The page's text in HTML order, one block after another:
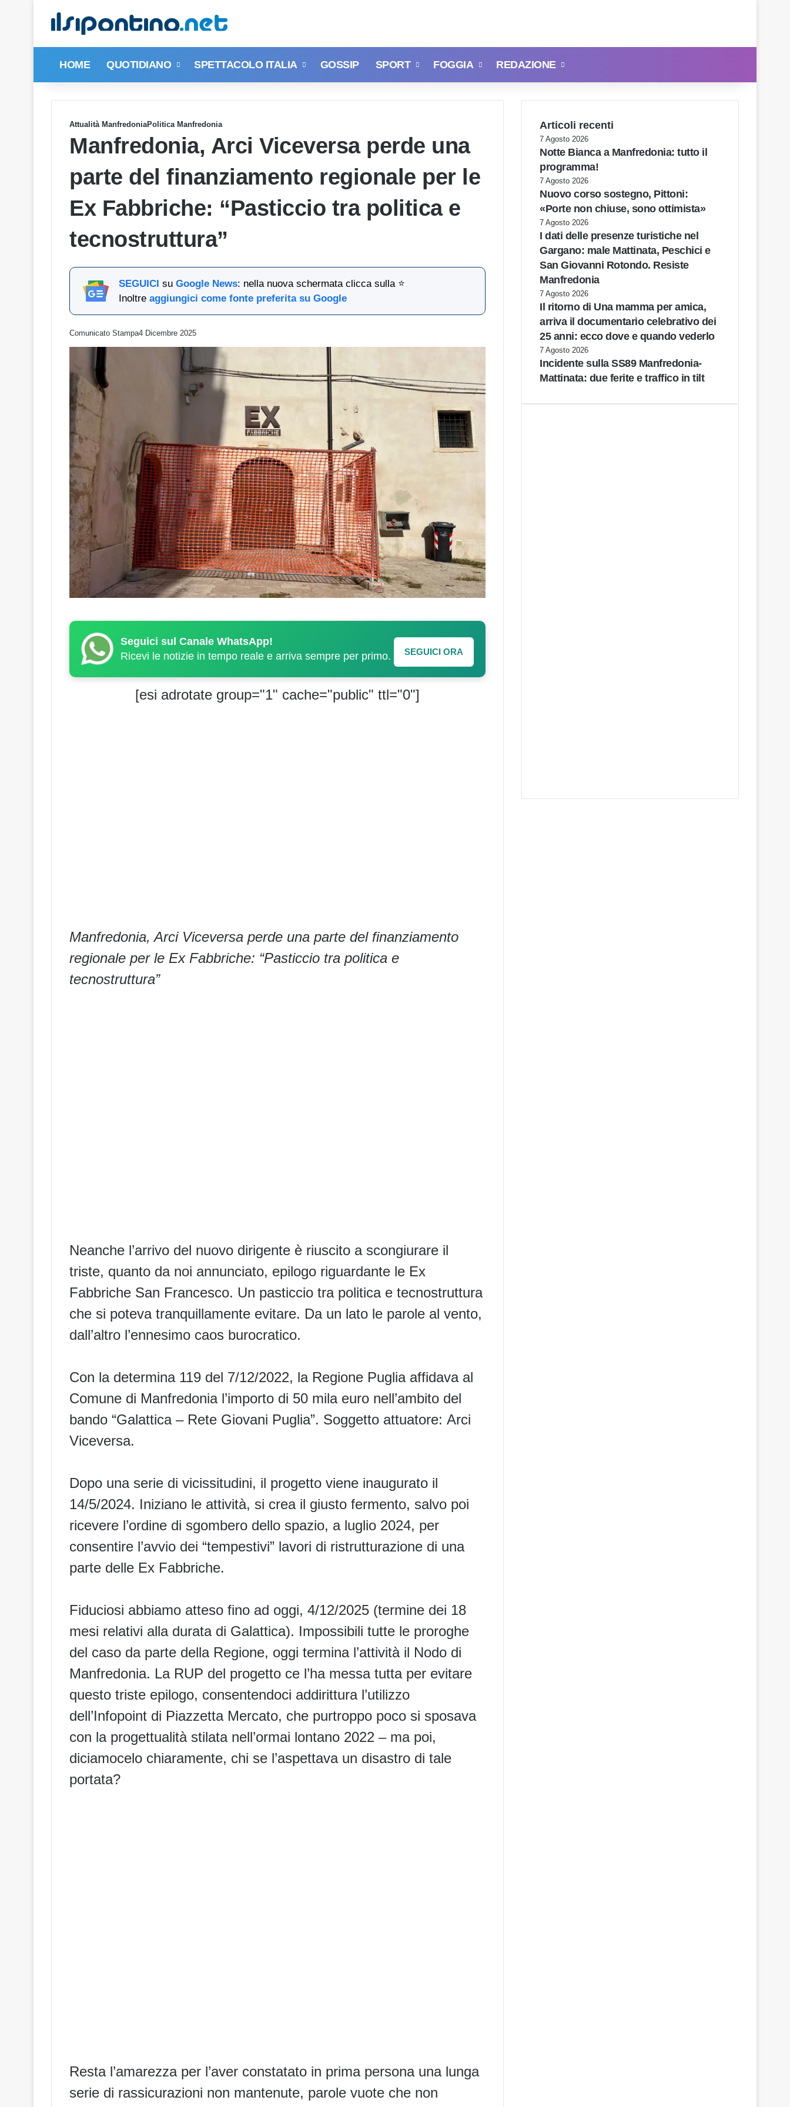
HOME QUOTIDIANO SPETTACOLO ITALIA GOSSIP SPORT FOGGIA REDAZIONE
Attualità ManfredoniaPolitica Manfredonia
Manfredonia, Arci Viceversa perde una
parte del finanziamento regionale per le
Ex Fabbriche: “Pasticcio tra politica e
tecnostruttura”
SEGUICI su Google News: nella nuova schermata clicca sulla ⭐
Inoltre aggiungici come fonte preferita su Google
Comunicato Stampa4 Dicembre 2025
Seguici sul Canale WhatsApp!
Ricevi le notizie in tempo reale e arriva sempre per primo.
SEGUICI ORA
[esi adrotate group="1" cache="public" ttl="0"]
Manfredonia, Arci Viceversa perde una parte del finanziamento
regionale per le Ex Fabbriche: “Pasticcio tra politica e
tecnostruttura”
Neanche l’arrivo del nuovo dirigente è riuscito a scongiurare il
triste, quanto da noi annunciato, epilogo riguardante le Ex
Fabbriche San Francesco. Un pasticcio tra politica e tecnostruttura
che si poteva tranquillamente evitare. Da un lato le parole al vento,
dall’altro l’ennesimo caos burocratico.
Con la determina 119 del 7/12/2022, la Regione Puglia affidava al
Comune di Manfredonia l’importo di 50 mila euro nell’ambito del
bando “Galattica – Rete Giovani Puglia”. Soggetto attuatore: Arci
Viceversa.
Dopo una serie di vicissitudini, il progetto viene inaugurato il
14/5/2024. Iniziano le attività, si crea il giusto fermento, salvo poi
ricevere l’ordine di sgombero dello spazio, a luglio 2024, per
consentire l’avvio dei “tempestivi” lavori di ristrutturazione di una
parte delle Ex Fabbriche.
Fiduciosi abbiamo atteso fino ad oggi, 4/12/2025 (termine dei 18
mesi relativi alla durata di Galattica). Impossibili tutte le proroghe
del caso da parte della Regione, oggi termina l’attività il Nodo di
Manfredonia. La RUP del progetto ce l’ha messa tutta per evitare
questo triste epilogo, consentendoci addirittura l’utilizzo
dell’Infopoint di Piazzetta Mercato, che purtroppo poco si sposava
con la progettualità stilata nell’ormai lontano 2022 – ma poi,
diciamocelo chiaramente, chi se l’aspettava un disastro di tale
portata?
Resta l’amarezza per l’aver constatato in prima persona una lunga
serie di rassicurazioni non mantenute, parole vuote che non
Articoli recenti
7 Agosto 2026
Notte Bianca a Manfredonia: tutto il
programma!
7 Agosto 2026
Nuovo corso sostegno, Pittoni:
«Porte non chiuse, sono ottimista»
7 Agosto 2026
I dati delle presenze turistiche nel
Gargano: male Mattinata, Peschici e
San Giovanni Rotondo. Resiste
Manfredonia
7 Agosto 2026
Il ritorno di Una mamma per amica,
arriva il documentario celebrativo dei
25 anni: ecco dove e quando vederlo
7 Agosto 2026
Incidente sulla SS89 Manfredonia-
Mattinata: due ferite e traffico in tilt